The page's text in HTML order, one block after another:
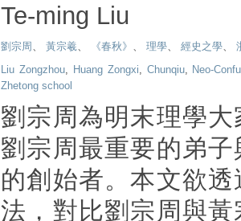
Te-ming Liu
劉宗周 、 黃宗羲、 《春秋》 、 理學、 經史之學、
Liu Zongzhou, Huang Zongxi, Chunqiu, Neo-
Zhetong school
劉宗周為明末理學
劉宗周最重要的弟
的創始者。本文欲
法，對比劉宗周與